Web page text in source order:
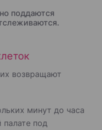
поддаются
возвращают
минут до часа
палате под